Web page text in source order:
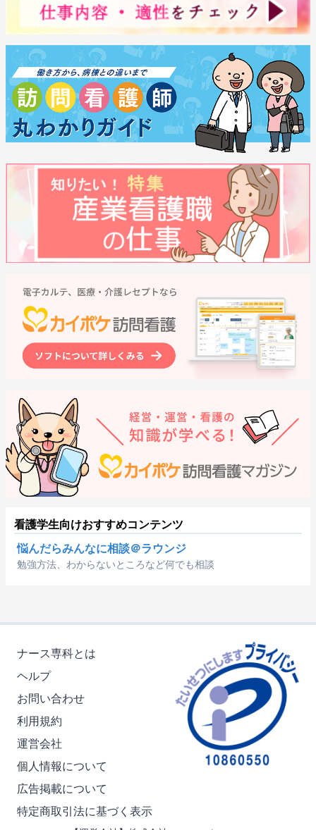
看護学生向けおすすめコンテンツ
悩んだらみんなに相談＠ラウンジ
勉強方法、わからないところなど何でも相談
ナース専科とは
ヘルプ
お問い合わせ
利用規約
運営会社
個人情報について
広告掲載について
特定商取引法に基づく表示